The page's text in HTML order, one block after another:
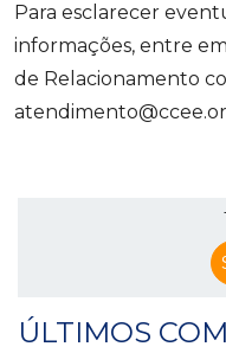
Para esclarecer
informações, entre
de Relacionamento
ÚLTIMOS